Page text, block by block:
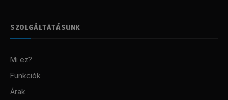
SZOLGÁLTATÁSUNK
Mi ez?
Funkciók
Árak